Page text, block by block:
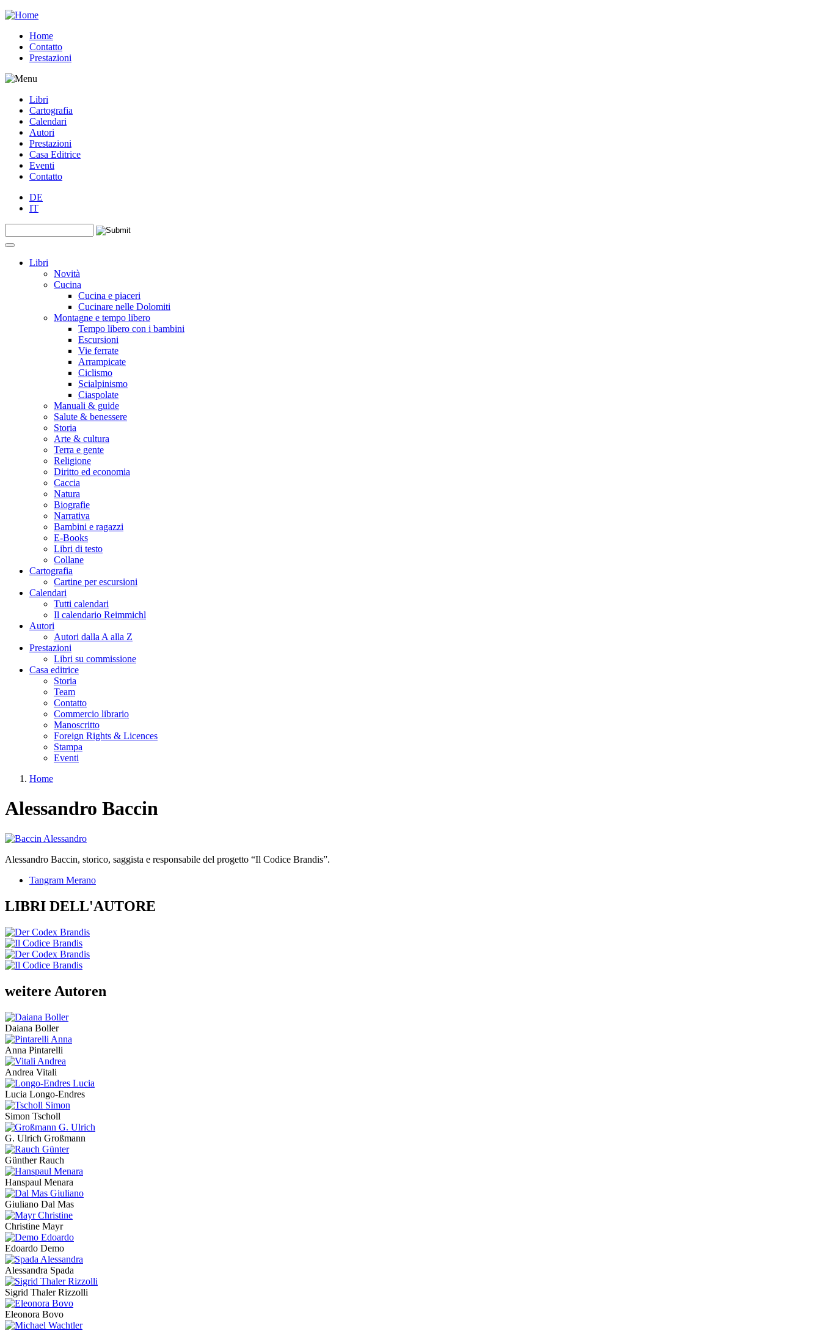
Jump to navigation
Home
Contatto
Prestazioni
Libri
Cartografia
Calendari
Autori
Prestazioni
Casa Editrice
Eventi
Contatto
DE
IT
Form di ricerca
Libri
Novità
Cucina
Cucina e piaceri
Cucinare nelle Dolomiti
Montagne e tempo libero
Tempo libero con i bambini
Escursioni
Vie ferrate
Arrampicate
Ciclismo
Scialpinismo
Ciaspolate
Manuali & guide
Salute & benessere
Storia
Arte & cultura
Terra e gente
Religione
Diritto ed economia
Caccia
Natura
Biografie
Narrativa
Bambini e ragazzi
E-Books
Libri di testo
Collane
Cartografia
Cartine per escursioni
Calendari
Tutti calendari
Il calendario Reimmichl
Autori
Autori dalla A alla Z
Prestazioni
Libri su commissione
Casa editrice
Storia
Team
Contatto
Commercio librario
Manoscritto
Foreign Rights & Licences
Stampa
Eventi
Home
Alessandro Baccin
Alessandro Baccin, storico, saggista e responsabile del progetto “Il Codice Brandis”.
Tangram Merano
LIBRI DELL'AUTORE
weitere Autoren
Daiana Boller
Anna Pintarelli
Andrea Vitali
Lucia Longo-Endres
Simon Tscholl
G. Ulrich Großmann
Günther Rauch
Hanspaul Menara
Giuliano Dal Mas
Christine Mayr
Edoardo Demo
Alessandra Spada
Sigrid Thaler Rizzolli
Eleonora Bovo